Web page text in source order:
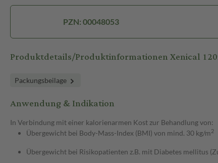
PZN: 00048053
Produktdetails/Produktinformationen Xenical
Packungsbeilage
Anwendung & Indikation
In Verbindung mit einer kalorienarmen Kost zur Behandlung von:
Übergewicht bei Body-Mass-Index (BMI) von mind. 30 kg/m2
Übergewicht bei Risikopatienten z.B. mit Diabetes mellitus